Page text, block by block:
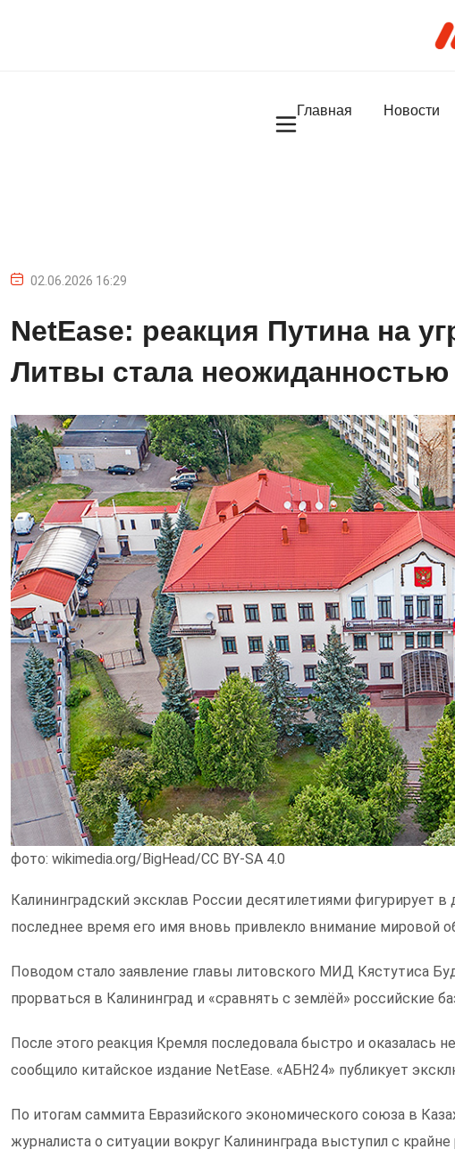
Главная Новости
02.06.2026 16:29
NetEase: реакция Путина на
Литвы стала неожиданностью
фото: wikimedia.org/BigHead/CC BY-SA 4.0
Калининградский эксклав России десятилетиями фигурирует
последнее время его имя вновь привлекло внимание мировой
Поводом стало заявление главы литовского МИД Кястутиса
прорваться в Калининград и «сравнять с землёй» российские
После этого реакция Кремля последовала быстро и оказалась
сообщило китайское издание NetEase. «АБН24» публикует
По итогам саммита Евразийского экономического союза в
журналиста о ситуации вокруг Калининграда выступил с